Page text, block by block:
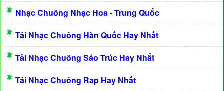
Nhạc Chuông Nhạc Hoa - Trung Quốc
Tải Nhạc Chuông Hàn Quốc Hay Nhất
Tải Nhạc Chuông Sáo Trúc Hay Nhất
Tải Nhạc Chuông Rap Hay Nhất